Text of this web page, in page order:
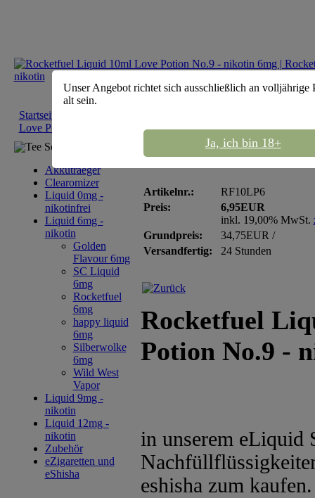
Startseite
Love Potion No.9 - nikotin 6mg
Tee Sortiment
Akkutraeger
Clearomizer
Liquid 0mg -
nikotinfrei
Liquid 6mg -
nikotin
Golden
Flavour 6mg
SC Liquid
6mg
Rocketfuel
6mg
happy liquid
6mg
Silberwolke
6mg
Wild West
Vapor
Liquid 9mg -
nikotin
Liquid 12mg -
nikotin
Zubehör
eZigaretten und
eShisha
Rocketfuel Liquid
Artikelnr.:
RF10LP6
Preis:
6,95EUR
inkl. 19,00% MwSt.
Grundpreis:
34,75EUR /
Versandfertig:
24 Stunden
Rocketfuel
Potion No.9 -
in unserem eLiquid
eshisha zum kaufen.
Unser Angebot richtet sich ausschließlich an volljährige
alt sein.
Ja, ich bin 18+